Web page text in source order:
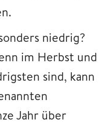
niedrig?
im Herbst und
sind, kann
Jahr über